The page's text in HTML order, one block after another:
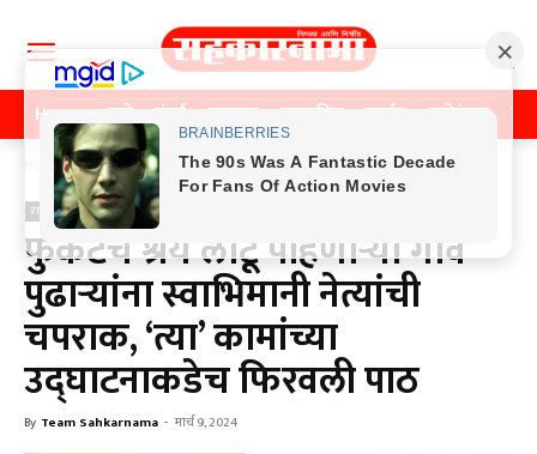
Home पुणे मुंबई महाराष्ट्र राजकीय क्राईम मनोरंजन
Home राजकीय
राजकीय
फुकटचे श्रेय लाटू पाहणाऱ्या गाव
पुढाऱ्यांना स्वाभिमानी नेत्यांची
चपराक, ‘त्या’ कामांच्या
उद्घाटनाकडेच फिरवली पाठ
By Team Sahkarnama - मार्च 9, 2024